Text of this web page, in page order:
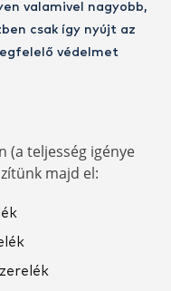
valamivel nagyobb,
csak így nyújt az
védelmet
(a teljesség igénye
majd el: